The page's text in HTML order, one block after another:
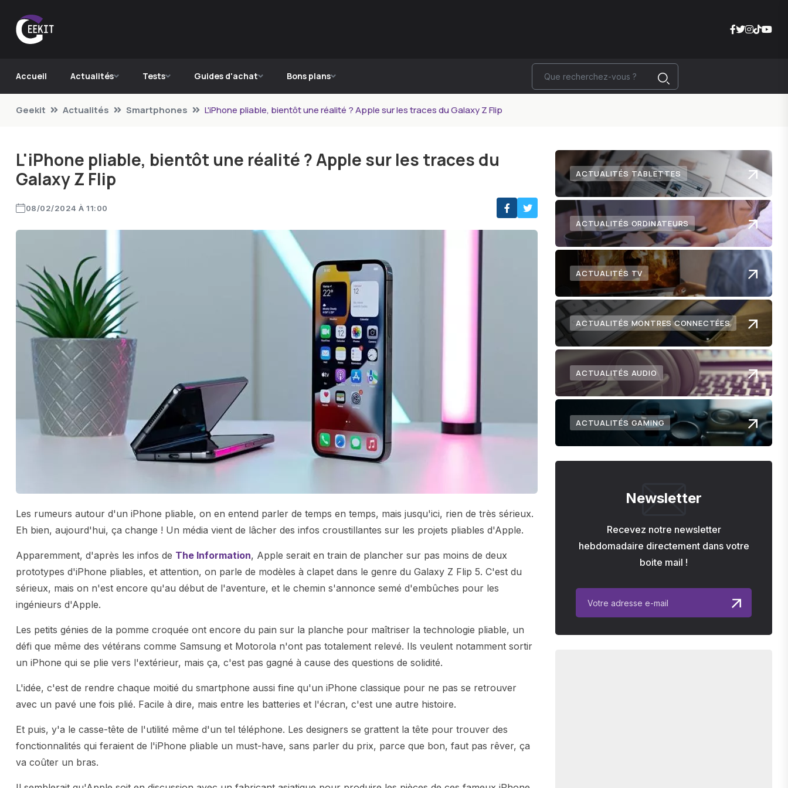
Accueil Actualités Tests Guides d'achat Bons plans
Geekit Actualités Smartphones L'iPhone pliable, bientôt une réalité ? Apple sur les traces du Galaxy Z Flip
L'iPhone pliable, bientôt une réalité ? Apple sur les traces du
Galaxy Z Flip
08/02/2024 À 11:00
Les rumeurs autour d'un iPhone pliable, on en entend parler de temps en temps, mais jusqu'ici, rien de très sérieux.
Eh bien, aujourd'hui, ça change ! Un média vient de lâcher des infos croustillantes sur les projets pliables d'Apple.
Apparemment, d'après les infos de The Information, Apple serait en train de plancher sur pas moins de deux
prototypes d'iPhone pliables, et attention, on parle de modèles à clapet dans le genre du Galaxy Z Flip 5. C'est du
sérieux, mais on n'est encore qu'au début de l'aventure, et le chemin s'annonce semé d'embûches pour les
ingénieurs d'Apple.
Les petits génies de la pomme croquée ont encore du pain sur la planche pour maîtriser la technologie pliable, un
défi que même des vétérans comme Samsung et Motorola n'ont pas totalement relevé. Ils veulent notamment sortir
un iPhone qui se plie vers l'extérieur, mais ça, c'est pas gagné à cause des questions de solidité.
L'idée, c'est de rendre chaque moitié du smartphone aussi fine qu'un iPhone classique pour ne pas se retrouver
avec un pavé une fois plié. Facile à dire, mais entre les batteries et l'écran, c'est une autre histoire.
Et puis, y'a le casse-tête de l'utilité même d'un tel téléphone. Les designers se grattent la tête pour trouver des
fonctionnalités qui feraient de l'iPhone pliable un must-have, sans parler du prix, parce que bon, faut pas rêver, ça
va coûter un bras.
ACTUALITÉS TABLETTES
ACTUALITÉS ORDINATEURS
ACTUALITÉS TV
ACTUALITÉS MONTRES CONNECTÉES
ACTUALITÉS AUDIO
ACTUALITÉS GAMING
Newsletter
Recevez notre newsletter
hebdomadaire directement dans votre
boite mail !